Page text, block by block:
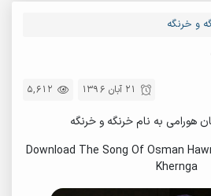
و خرنگه
5,612 21 آبان 1396
هورامی به نام خرنگه و خرنگه
Download The Song Of Osman
Khernga